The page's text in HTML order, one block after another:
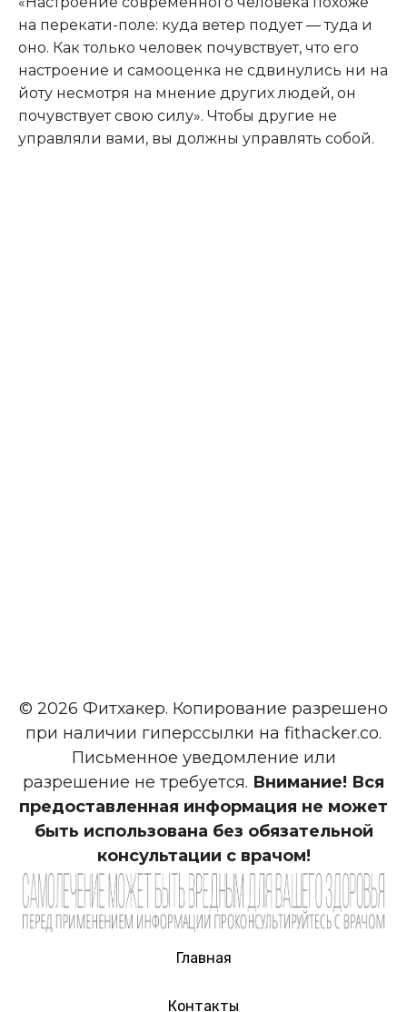
на перекати-поле: куда ветер подует — туда и
оно. Как только человек почувствует, что его
настроение и самооценка не сдвинулись ни на
йоту несмотря на мнение других людей, он
почувствует свою силу». Чтобы другие не
управляли вами, вы должны управлять собой.
© 2026 Фитхакер. Копирование разрешено
при наличии гиперссылки на fithacker.co.
Письменное уведомление или
разрешение не требуется. Внимание! Вся
предоставленная информация не может
быть использована без обязательной
консультации с врачом!
Главная
Контакты